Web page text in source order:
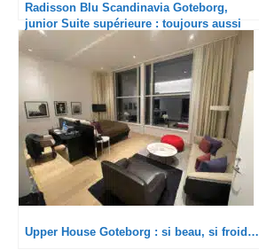
Radisson Blu Scandinavia Goteborg,
junior Suite supérieure : toujours aussi
agréable.
Upper House Goteborg : si beau, si froid…